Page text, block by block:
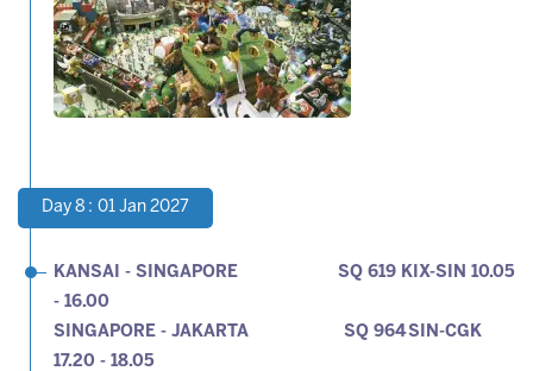
Day 8 : 01 Jan 2027
KANSAI - SINGAPORE SQ 619 KIX-SIN 10.05
- 16.00
SINGAPORE - JAKARTA SQ 964 SIN-CGK
17.20 - 18.05